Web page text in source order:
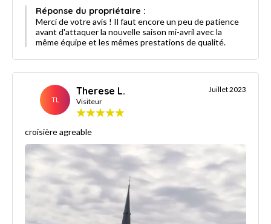
Réponse du propriétaire :
Merci de votre avis ! Il faut encore un peu de patience
avant d'attaquer la nouvelle saison mi-avril avec la
même équipe et les mêmes prestations de qualité.
TL
Therese L.
Visiteur
Juillet 2023
croisière agreable